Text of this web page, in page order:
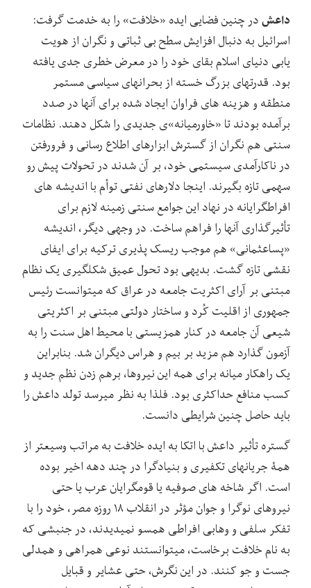
داعشدر چنین فضایی ایده «خلافت» را به خدمت گرفت:
اسرائیل به دنبال افزایش سطح بی‏ ثباتی و نگران از هویت‏
یابی دنیای اسلام بقای خود را در معرض خطری جدی یافته
بود. قدرت‏های بزرگ خسته از بحران‏های سیاسی مستمر
منطقه و هزینه ‏های فراوان ایجاد شده برای آنها در صدد
برآمده بودند تا «خاورمیانه»ی جدیدی را شکل دهند. نظامات
سنتی هم نگران از گسترش ابزارهای اطلاع ‏رسانی و فرورفتن
در ناکارآمدی سیستمی خود، بر آن شدند در تحولات پیش رو
سهمی تازه بگیرند. اینجا دلارهای نفتی توأم با اندیشه ‏های
افراط‏گرایانه در نهاد این جوامع سنتی زمینه لازم برای
تأثیرگذاری آنها را فراهم ساخت. در وجهی دیگر، اندیشه
«پساعثمانی» هم موجب ریسک‏ پذیری ترکیه برای ایفای
نقشی تازه گشت. بدیهی بود تحول عمیق شکل‏گیری یک نظام
مبتنی بر آرای اکثریت جامعه در عراق که می‏توانست رئیس
جمهوری از اقلیت کُرد و ساختار دولتی مبتنی بر اکثریتی
شیعی آن جامعه در کنار همزیستی با محیط اهل سنت را به
آزمون گذارد هم مزید بر بیم و هراس دیگران شد. بنابراین
یک راهکار میانه برای همه این نیروها، برهم زدن نظم جدید و
کسب منافع حداکثری بود. فلذا به نظر می‏رسد تولد داعش را
باید حاصل چنین شرایطی دانست.
گستره تأثیر داعش با اتکا به ایده خلافت به مراتب وسیع‏تر از
همۀ جریان‏های تکفیری و بنیادگرا در چند دهه اخیر بوده
است. اگر شاخه‏ های صوفیه یا قوم‏گرایان عرب یا حتی
نیروهای نوگرا و جوان مؤثر در انقلاب ۱۸ روزه مصر، خود را با
تفکر سلفی و وهابی افراطی همسو نمی‏دیدند، در جنبشی که
به نام خلافت برخاست، می‏توانستند نوعی همراهی و همدلی
جست‏ و جو کنند. در این نگرش، حتی عشایر و قبایل